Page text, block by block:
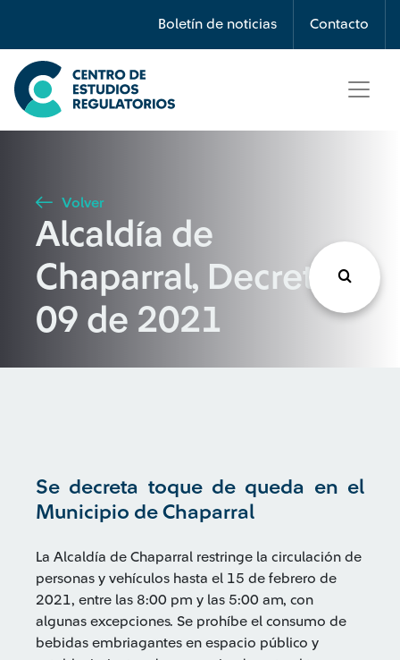
Boletín de noticias Contacto
Búsqueda
Seleccione país
Buscar
Volver
Alcaldía de
Chaparral, Decreto
09 de 2021
Se decreta toque de queda en el
Municipio de Chaparral
La Alcaldía de Chaparral restringe la circulación de
personas y vehículos hasta el 15 de febrero de
2021, entre las 8:00 pm y las 5:00 am, con
algunas excepciones. Se prohíbe el consumo de
bebidas embriagantes en espacio público y